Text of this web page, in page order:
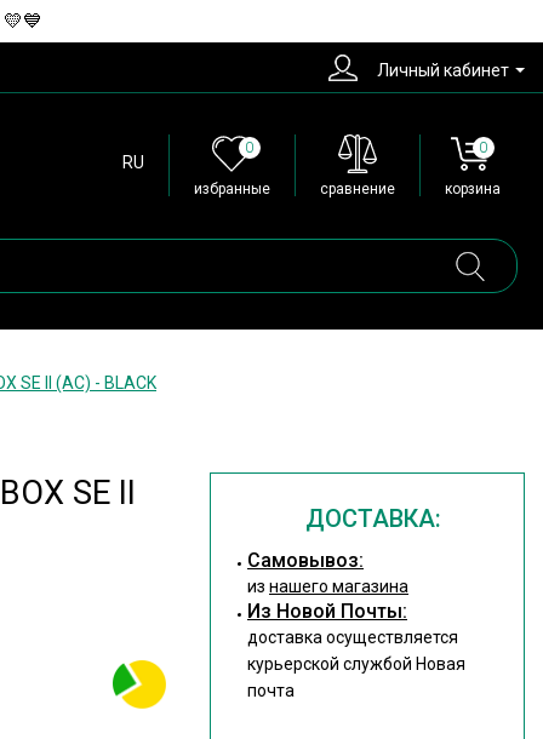
Личный кабинет
RU
0
избранные сравнение
0
корзина
SE II (AC) - BLACK
SE II
ДОСТАВКА:
Cамовывоз:
из нашего магазина
Из Новой Почты:
доставка осуществляется
курьерской службой Новая
почта